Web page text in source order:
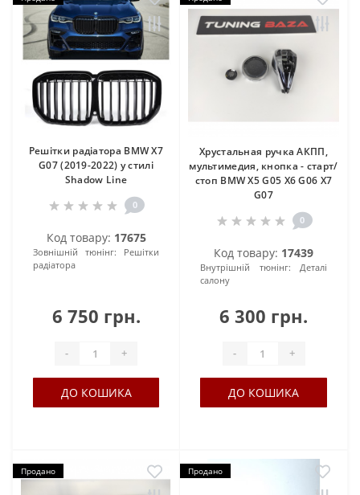
Решітки радіатора BMW X7
G07 (2019-2022) у стилі
Shadow Line
0
Код товару: 17675
Зовнішній тюнінг:
Решітки
радіатора
6 750 грн.
- +
ДО КОШИКА
Хрустальная ручка АКПП,
мультимедия, кнопка - старт/
стоп BMW X5 G05 X6 G06 X7
G07
0
Код товару: 17439
Внутрішній тюнінг:
Деталі
салону
6 300 грн.
- +
ДО КОШИКА
Продано Продано